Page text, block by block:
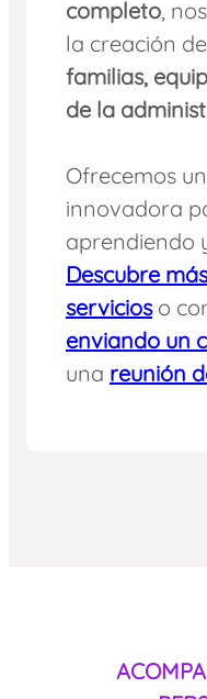
completo,
la creación
familias,
de la
Ofrecemos
innovadora
aprendiendo
Descubre
servicioso
enviando un
una reunión